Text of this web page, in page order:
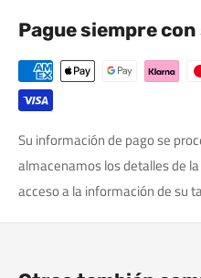
Pague siempre
Su información de pago se
almacenamos los detalles de
acceso a la información de su